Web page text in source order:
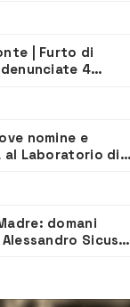
| Furto di
4
nomine e
al Laboratorio di
domani
Sicuso,